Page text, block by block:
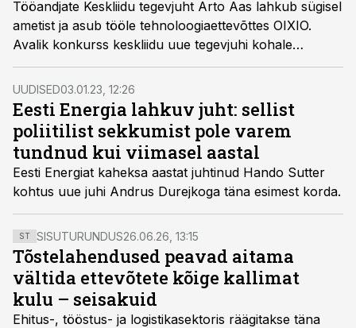
Tööandjate Keskliidu tegevjuht Arto Aas lahkub sügisel
ametist ja asub tööle tehnoloogiaettevõttes OIXIO.
Avalik konkurss keskliidu uue tegevjuhi kohale
kuulutatakse välja järgmisel nädalal.
UUDISED03.01.23, 12:26
Eesti Energia lahkuv juht: sellist
poliitilist sekkumist pole varem
tundnud kui viimasel aastal
Eesti Energiat kaheksa aastat juhtinud Hando Sutter
kohtus uue juhi Andrus Durejkoga täna esimest korda.
ST SISUTURUNDUS26.06.26, 13:15
Tõstelahendused peavad aitama
vältida ettevõtete kõige kallimat
kulu – seisakuid
Ehitus-, tööstus- ja logistikasektoris räägitakse täna